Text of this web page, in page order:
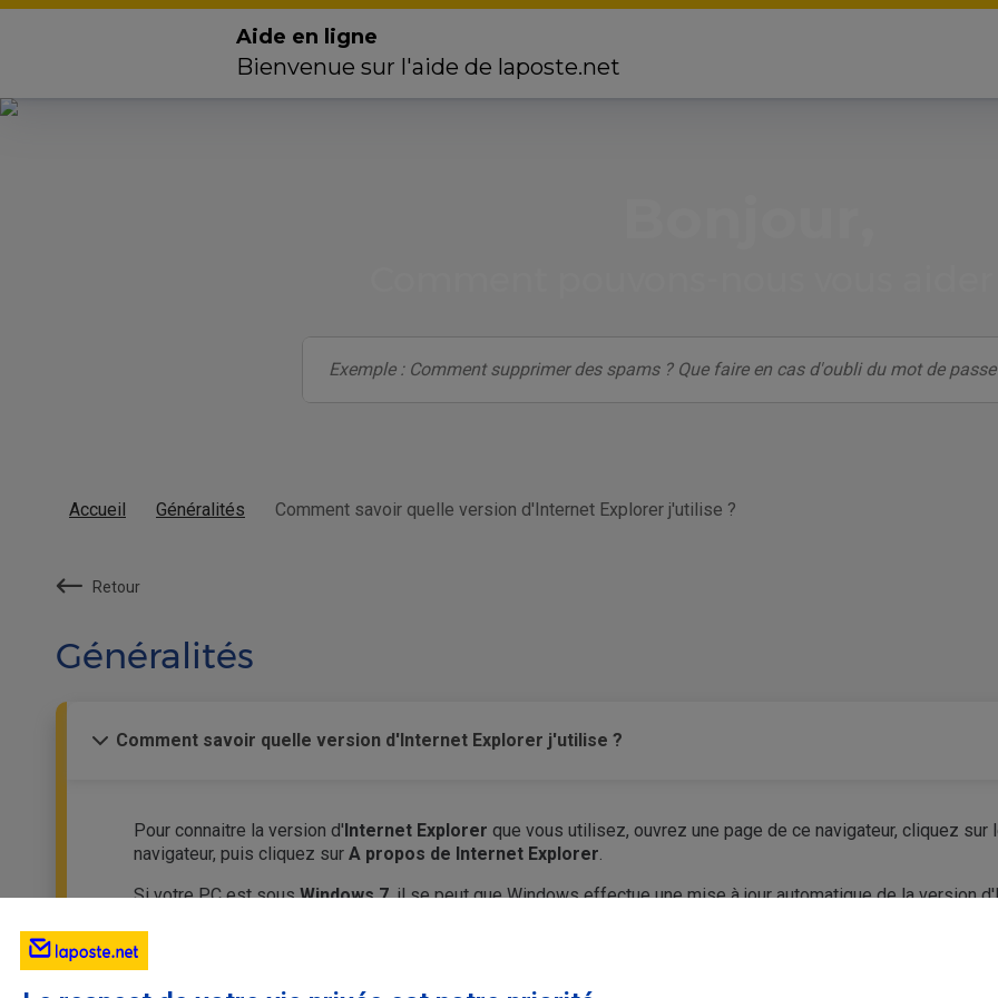
Aide en ligne
Bienvenue sur l'aide de laposte.net
Accueil Généralités Comment savoir quelle version d'Internet Explorer j'utilise ?
Retour
Généralités
Comment savoir quelle version d'Internet Explorer j'utilise ?
Pour connaitre la version d'Internet Explorer que vous utilisez, ouvrez une page de ce navigateur, cliquez sur
navigateur, puis cliquez sur A propos de Internet Explorer
Si votre PC est sousWindows 7, il se peut que Windows effectue une mise à jour automatique de la version